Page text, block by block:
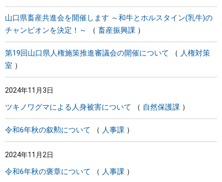
山口県畜産共進会を開催します ～和牛とホルスタイン(乳牛)の
チャンピオンを決定！～
畜産振興課
第19回山口県人権施策推進審議会の開催について
人権対策
室
2024年11月3日
ツキノワグマによる人身被害について 自然保護課
令和6年秋の叙勲について 人事課
2024年11月2日
令和6年秋の褒章について 人事課